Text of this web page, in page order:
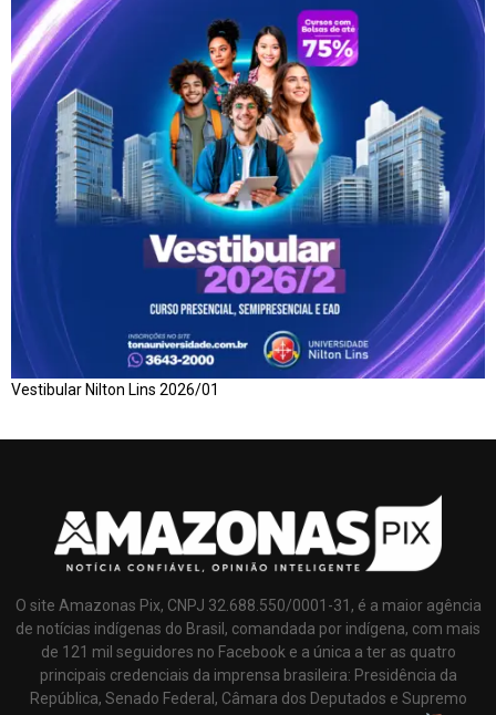
Vestibular Nilton Lins 2026/01
O site Amazonas Pix, CNPJ 32.688.550/0001-31, é a maior agência
de notícias indígenas do Brasil, comandada por indígena, com mais
de 121 mil seguidores no Facebook e a única a ter as quatro
principais credenciais da imprensa brasileira: Presidência da
República, Senado Federal, Câmara dos Deputados e Supremo